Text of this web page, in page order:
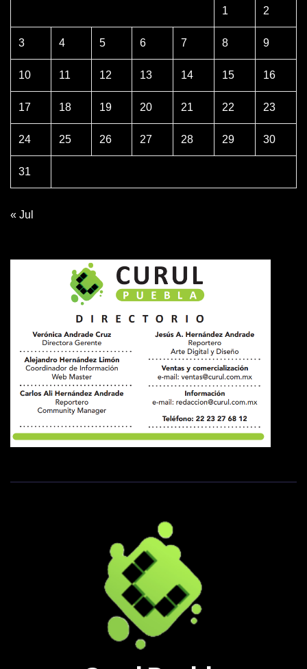
1 2
3 4 5 6 7 8 9
10 11 12 13 14 15 16
17 18 19 20 21 22 23
24 25 26 27 28 29 30
31
« Jul